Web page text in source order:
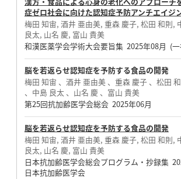
症ゼロ社会に向けた認知症予防アンチエイジ
梅田 知宙, 酒井 亜由美, 重森 慶子, 松田 和則,
良太, 山名 慶, 富山 貴美
和漢医薬学会学術大会要旨集 2025年08月 (
脳を若返らせ認知症を予防する食品の開発
梅田 知宙 、酒井 亜由美 、重森 慶子 、松田
、中島 良太 、山名 慶 、富山 貴美
第25回抗加齢医学会総会 2025年06月
脳を若返らせ認知症を予防する食品の開発
梅田 知宙, 酒井 亜由美, 重森 慶子, 松田 和則,
良太, 山名 慶, 富山 貴美
日本抗加齢医学会総会プログラム・抄録集
日本抗加齢医学会